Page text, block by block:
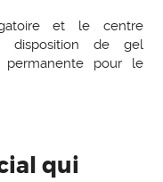
et le centre
disposition de gel
permanente pour le
qui